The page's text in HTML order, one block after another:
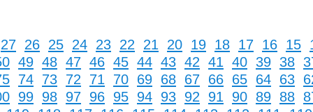
15
16
17
18
19
20
21
22
23
24
25
26
27
38
39
40
41
42
43
44
45
46
47
48
49
63
64
65
66
67
68
69
70
71
72
73
74
88
89
90
91
92
93
94
95
96
97
98
99